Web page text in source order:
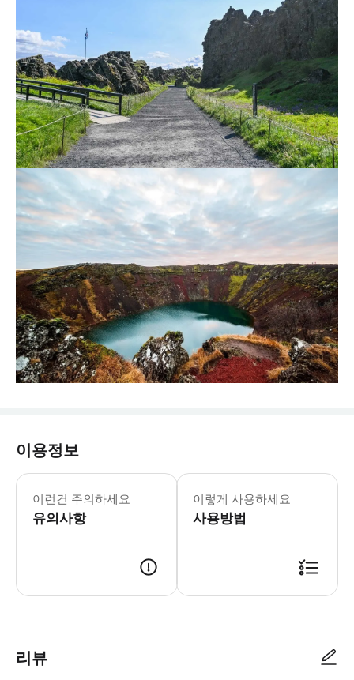
이용정보
이런건 주의하세요
유의사항
이렇게 사용하세요
사용방법
리뷰